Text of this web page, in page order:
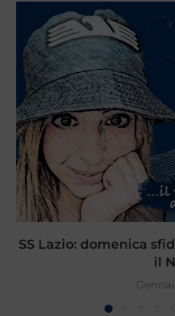
SS Lazio: domenica
il